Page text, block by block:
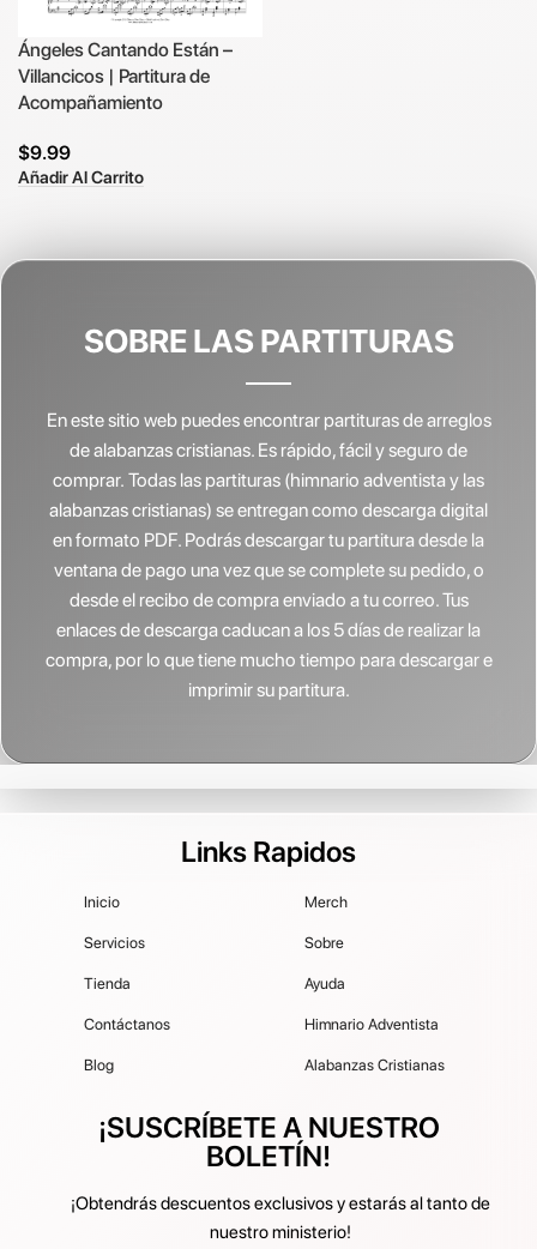
Ángeles Cantando Están –
Villancicos | Partitura de
Acompañamiento
$9.99
Añadir Al Carrito
SOBRE LAS PARTITURAS
En este sitio web puedes encontrar partituras de arreglos
de alabanzas cristianas. Es rápido, fácil y seguro de
comprar. Todas las partituras (himnario adventista y las
alabanzas cristianas) se entregan como descarga digital
en formato PDF. Podrás descargar tu partitura desde la
ventana de pago una vez que se complete su pedido, o
desde el recibo de compra enviado a tu correo. Tus
enlaces de descarga caducan a los 5 días de realizar la
compra, por lo que tiene mucho tiempo para descargar e
imprimir su partitura.
Links Rapidos
Inicio
Servicios
Tienda
Contáctanos
Blog
Merch
Sobre
Ayuda
Himnario Adventista
Alabanzas Cristianas
¡SUSCRÍBETE A NUESTRO
BOLETÍN!
¡Obtendrás descuentos exclusivos y estarás al tanto de
nuestro ministerio!